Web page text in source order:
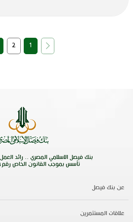
1
2
بنك فيصل الاسلامي المصري .. رائد
تأسس بموجب القانون الخاص رقم 48 لسنة 1977م
عن بنك فيصل
علاقات المستثمرين